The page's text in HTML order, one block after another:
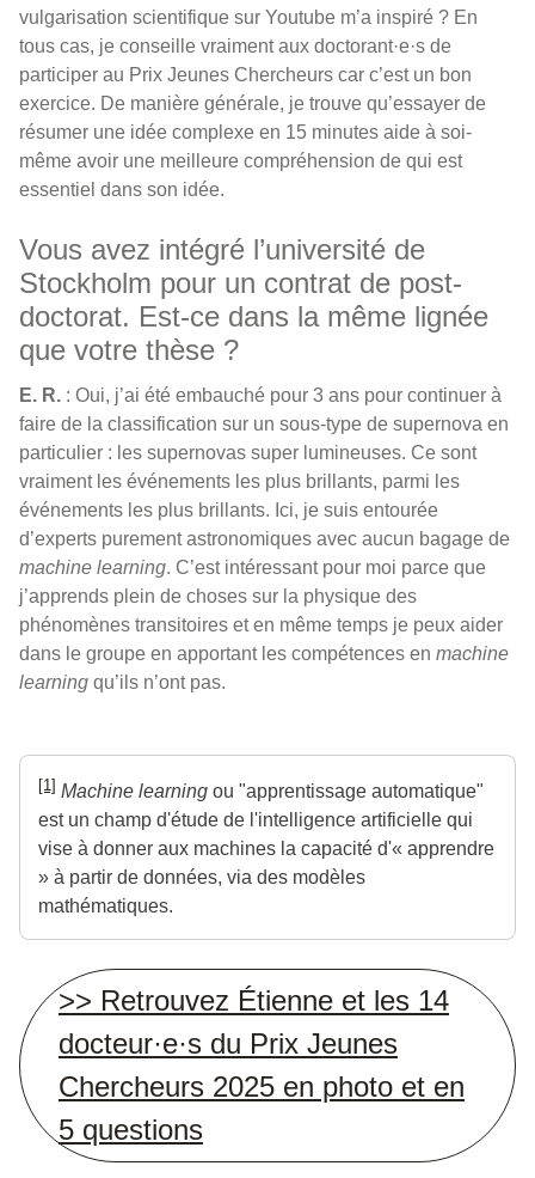
vulgarisation scientifique sur Youtube m’a inspiré ? En
tous cas, je conseille vraiment aux doctorant·e·s de
participer au Prix Jeunes Chercheurs car c’est un bon
exercice. De manière générale, je trouve qu’essayer de
résumer une idée complexe en 15 minutes aide à soi-
même avoir une meilleure compréhension de qui est
essentiel dans son idée.
Vous avez intégré l’université de
Stockholm pour un contrat de post-
doctorat. Est-ce dans la même lignée
que votre thèse ?
E. R. : Oui, j’ai été embauché pour 3 ans pour continuer à
faire de la classification sur un sous-type de supernova en
particulier : les supernovas super lumineuses. Ce sont
vraiment les événements les plus brillants, parmi les
événements les plus brillants. Ici, je suis entourée
d’experts purement astronomiques avec aucun bagage de
machine learning. C’est intéressant pour moi parce que
j’apprends plein de choses sur la physique des
phénomènes transitoires et en même temps je peux aider
dans le groupe en apportant les compétences en machine
learning qu’ils n’ont pas.
[1] Machine learning ou "apprentissage automatique"
est un champ d'étude de l'intelligence artificielle qui
vise à donner aux machines la capacité d'« apprendre
» à partir de données, via des modèles
mathématiques.
>> Retrouvez Étienne et les 14
docteur·e·s du Prix Jeunes
Chercheurs 2025 en photo et en
5 questions